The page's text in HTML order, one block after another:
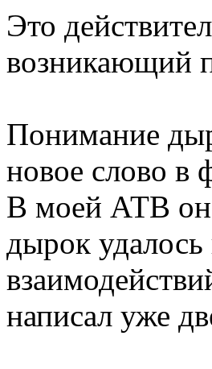
Это
возникающий
Понимание
новое слово в
В моей АТВ
дырок
написал уже